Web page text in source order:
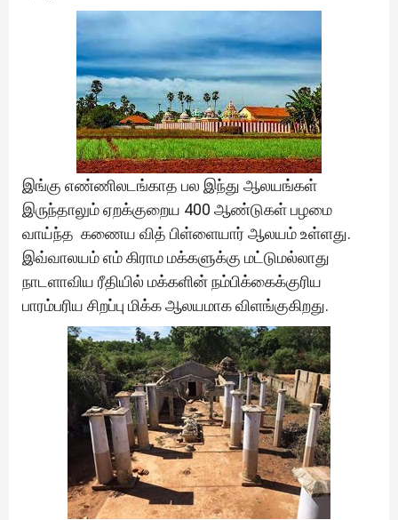
இங்கு எண்ணிலடங்காத பல இந்து ஆலயங்கள்
இருந்தாலும் ஏறக்குறைய 400 ஆண்டுகள் பழமை
வாய்ந்த கணைய வித் பிள்ளையார் ஆலயம் உள்ளது.
இவ்வாலயம் எம் கிராம மக்களுக்கு மட்டுமல்லாது
நாடளாவிய ரீதியில் மக்களின் நம்பிக்கைக்குரிய
பாரம்பரிய சிறப்பு மிக்க ஆலயமாக விளங்குகிறது.